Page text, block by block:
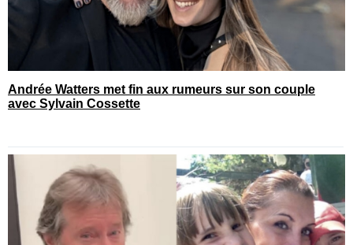
Andrée Watters met fin aux rumeurs sur son couple
avec Sylvain Cossette